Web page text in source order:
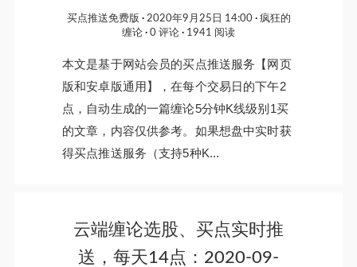
买点推送免费版 2020年9月25日 14:00
疯狂的
缠论
0 评论 1941 阅读
本文是基于网站会员的买点推送服务【网页
版和安卓版通用】，在每个交易日的下午2
点，自动生成的一篇缠论5分钟K线级别1买
的文章，内容仅供参考。如果想盘中实时获
得买点推送服务（支持5种K...
云端缠论选股、买点实时推
送，每天14点：2020-09-